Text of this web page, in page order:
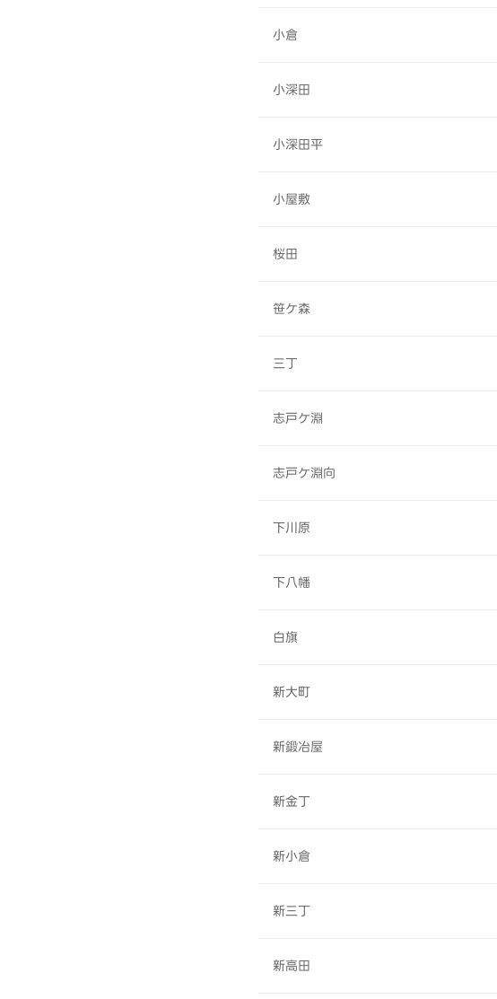
小倉
小深田
小深田平
小屋敷
桜田
笹ケ森
三丁
志戸ケ淵
志戸ケ淵向
下川原
下八幡
白旗
新大町
新鍛冶屋
新金丁
新小倉
新三丁
新高田